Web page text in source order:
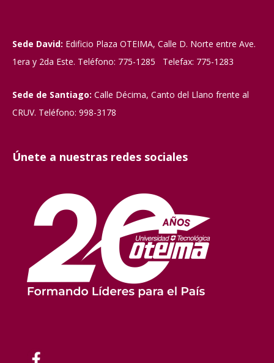
Sede David: Edificio Plaza OTEIMA, Calle D. Norte entre Ave.
1era y 2da Este. Teléfono: 775-1285 Telefax: 775-1283
Sede de Santiago: Calle Décima, Canto del Llano frente al
CRUV. Teléfono: 998-3178
Únete a nuestras redes sociales